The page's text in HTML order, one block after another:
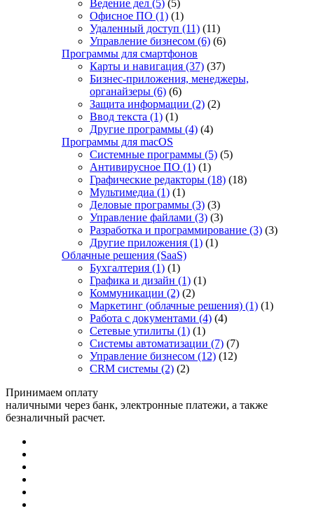
Ведение дел (5) (5)
Офисное ПО (1) (1)
Удаленный доступ (11) (11)
Управление бизнесом (6) (6)
Программы для смартфонов
Карты и навигация (37) (37)
Бизнес-приложения, менеджеры,
органайзеры (6) (6)
Защита информации (2) (2)
Ввод текста (1) (1)
Другие программы (4) (4)
Программы для macOS
Системные программы (5) (5)
Антивирусное ПО (1) (1)
Графические редакторы (18) (18)
Мультимедиа (1) (1)
Деловые программы (3) (3)
Управление файлами (3) (3)
Разработка и программирование (3) (3)
Другие приложения (1) (1)
Облачные решения (SaaS)
Бухгалтерия (1) (1)
Графика и дизайн (1) (1)
Коммуникации (2) (2)
Маркетинг (облачные решения) (1) (1)
Работа с документами (4) (4)
Сетевые утилиты (1) (1)
Системы автоматизации (7) (7)
Управление бизнесом (12) (12)
CRM системы (2) (2)
Принимаем оплату
наличными через банк, электронные платежи, а также
безналичный расчет.